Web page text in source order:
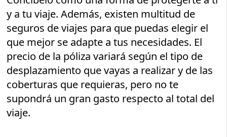
y a tu viaje. Además, existen multitud de
seguros de viajes para que puedas elegir el
que mejor se adapte a tus necesidades. El
precio de la póliza variará según el tipo de
desplazamiento que vayas a realizar y de las
coberturas que requieras, pero no te
supondrá un gran gasto respecto al total del
viaje.